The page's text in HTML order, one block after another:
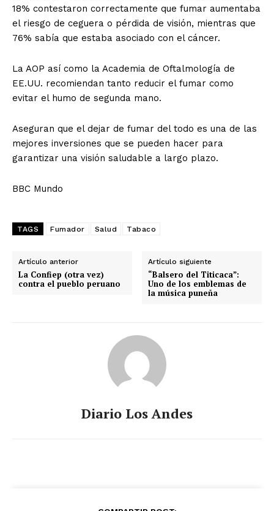
SUSCRIBETE
18% contestaron correctamente que fumar aumentaba
el riesgo de ceguera o pérdida de visión, mientras que
76% sabía que estaba asociado con el cáncer.
La AOP así como la Academia de Oftalmología de
EE.UU. recomiendan tanto reducir el fumar como
evitar el humo de segunda mano.
Aseguran que el dejar de fumar del todo es una de las
mejores inversiones que se pueden hacer para
garantizar una visión saludable a largo plazo.
BBC Mundo
TAGS Fumador Salud Tabaco
Artículo anterior
La Confiep (otra vez)
contra el pueblo peruano
Artículo siguiente
“Balsero del Titicaca”:
Uno de los emblemas de
la música puneña
Diario Los Andes